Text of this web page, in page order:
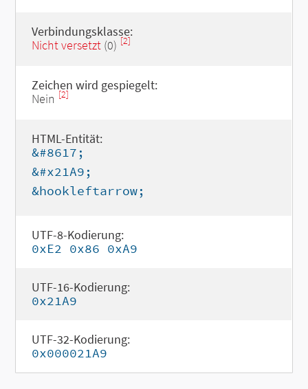
Verbindungsklasse:
Nicht versetzt(0) [2]
Zeichen wird gespiegelt:
Nein [2]
HTML-Entität:
&#8617;
&#x21A9;
&hookleftarrow;
UTF-8-Kodierung:
0xE2 0x86 0xA9
UTF-16-Kodierung:
0x21A9
UTF-32-Kodierung:
0x000021A9